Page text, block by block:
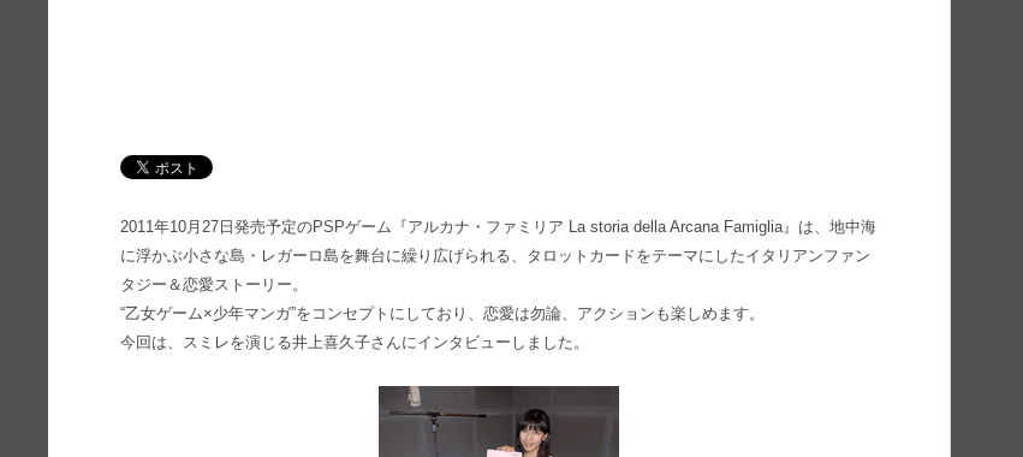
2011年10月27日発売予定のPSPゲーム『アルカナ・ファミリア La storia della Arcana Famiglia』は、地中海
に浮かぶ小さな島・レガーロ島を舞台に繰り広げられる、タロットカードをテーマにしたイタリアンファン
タジー＆恋愛ストーリー。
“乙女ゲーム×少年マンガ”をコンセプトにしており、恋愛は勿論、アクションも楽しめます。
今回は、スミレを演じる井上喜久子さんにインタビューしました。